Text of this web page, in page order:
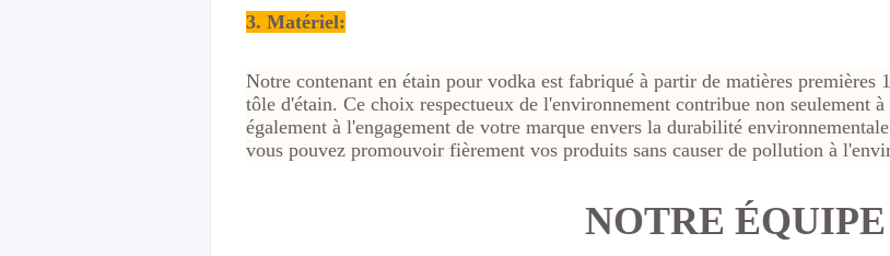
3. Matériel:
Notre contenant en étain pour vodka est fabriqué à partir de matières premières
tôle d'étain. Ce choix respectueux de l'environnement contribue non seulement
également à l'engagement de votre marque envers la durabilité
vous pouvez promouvoir fièrement vos produits sans causer de pollution à
NOTRE ÉQUIPE